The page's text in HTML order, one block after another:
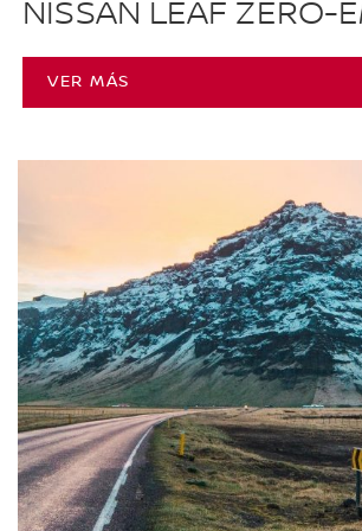
NISSAN LEAF ZERO-
VER MÁS